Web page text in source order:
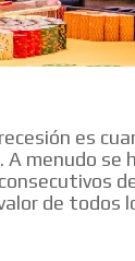
es
A menudo
de todos